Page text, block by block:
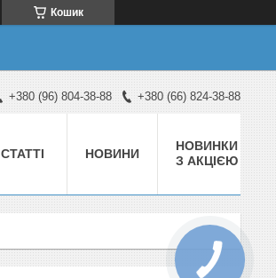
Кошик
+380 (96) 804-38-88 +380 (66) 824-38-88
СТАТТІ НОВИНИ
НОВИНКИ
З АКЦІЄЮ